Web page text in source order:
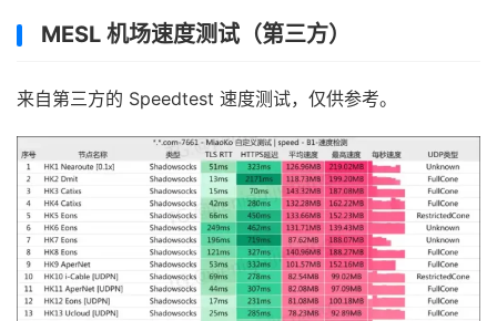
MESL 机场速度测试（第三方）
来自第三方的 Speedtest 速度测试，仅供参考。